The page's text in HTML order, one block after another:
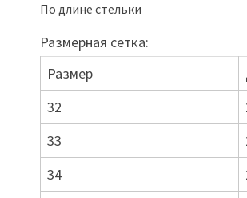
По длине стельки
Размерная сетка:
Размер
32
33
34